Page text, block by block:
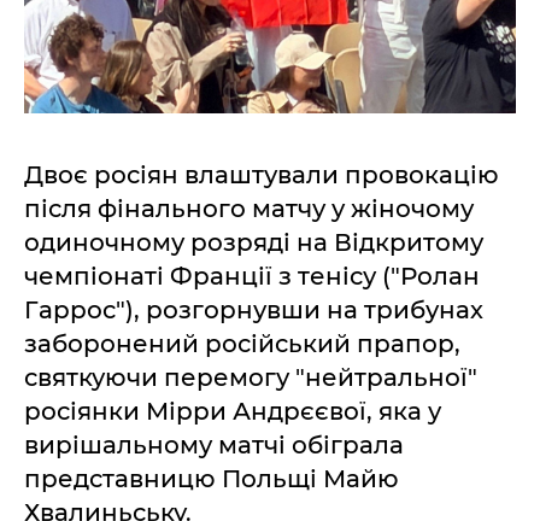
Двоє росіян влаштували провокацію
після фінального матчу у жіночому
одиночному розряді на Відкритому
чемпіонаті Франції з тенісу ("Ролан
Гаррос"), розгорнувши на трибунах
заборонений російський прапор,
святкуючи перемогу "нейтральної"
росіянки Мірри Андрєєвої, яка у
вирішальному матчі обіграла
представницю Польщі Майю
Хвалиньську.